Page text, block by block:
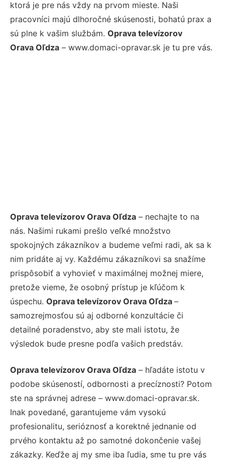
ktorá je pre nás vždy na prvom mieste. Naši
pracovníci majú dlhoročné skúsenosti, bohatú prax a
sú plne k vašim službám. Oprava televízorov
Orava Oľdza – www.domaci-opravar.sk je tu pre vás.
Oprava televízorov Orava Oľdza – nechajte to na
nás. Našimi rukami prešlo veľké množstvo
spokojných zákazníkov a budeme veľmi radi, ak sa k
nim pridáte aj vy. Každému zákazníkovi sa snažíme
prispôsobiť a vyhovieť v maximálnej možnej miere,
pretože vieme, že osobný prístup je kľúčom k
úspechu. Oprava televízorov Orava Oľdza –
samozrejmosťou sú aj odborné konzultácie či
detailné poradenstvo, aby ste mali istotu, že
výsledok bude presne podľa vašich predstáv.
Oprava televízorov Orava Oľdza – hľadáte istotu v
podobe skúseností, odbornosti a precíznosti? Potom
ste na správnej adrese – www.domaci-opravar.sk.
Inak povedané, garantujeme vám vysokú
profesionalitu, serióznosť a korektné jednanie od
prvého kontaktu až po samotné dokončenie vašej
zákazky. Keďže aj my sme iba ľudia, sme tu pre vás